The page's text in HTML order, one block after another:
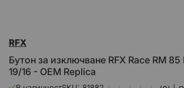
към
на
галерия
със
Бутон за изключване RFX Race RM 85
19/16 - OEM Replica
RFX